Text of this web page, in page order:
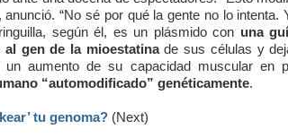
“No sé por qué la gente no lo intenta.
según él, es un plásmido con una
al gen de la mioestatinade sus células y
aumento de su capacidad muscular en
“automodificado” genéticamente.
tu genoma? (Next)